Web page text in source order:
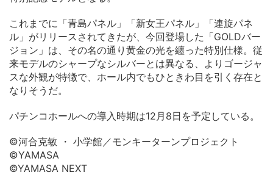
これまでに「青島パネル」「新女王パネル」「連旋パネ
ル」がリリースされてきたが、今回登場した「GOLDバー
ジョン」は、その名の通り黄金の光を纏った特別仕様。従
来モデルのシャープなシルバーとは異なる、よりゴージャ
スな外観が特徴で、ホール内でもひときわ目を引く存在と
なりそうだ。
パチンコホールへの導入時期は12月8日を予定している。
©河合克敏 ・ 小学館／モンキーターンプロジェクト
©YAMASA
©YAMASA NEXT